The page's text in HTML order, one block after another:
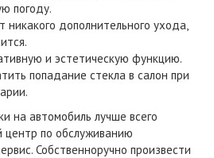
погоду.
никакого дополнительного ухода,
и эстетическую функцию.
попадание стекла в салон при
на автомобиль лучше всего
центр по обслуживанию
Собственноручно произвести